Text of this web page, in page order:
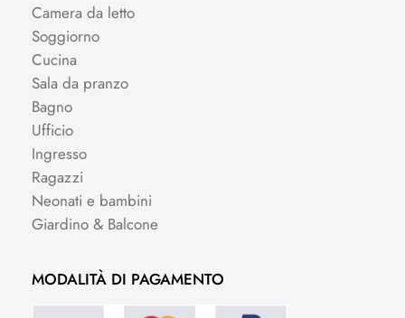
Camera da letto
Soggiorno
Cucina
Sala da pranzo
Bagno
Ufficio
Ingresso
Ragazzi
Neonati e bambini
Giardino & Balcone
MODALITÀ DI PAGAMENTO